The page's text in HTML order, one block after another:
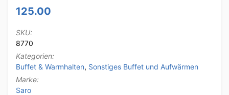
125.00
SKU:
8770
Kategorien:
Buffet & Warmhalten, Sonstiges Buffet und Aufwärmen
Marke:
Saro